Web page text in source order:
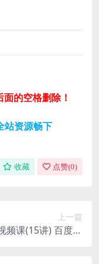
的空格删除！
站资源畅下
收藏 点赞(0)
上一篇
频课(15讲) 百度网